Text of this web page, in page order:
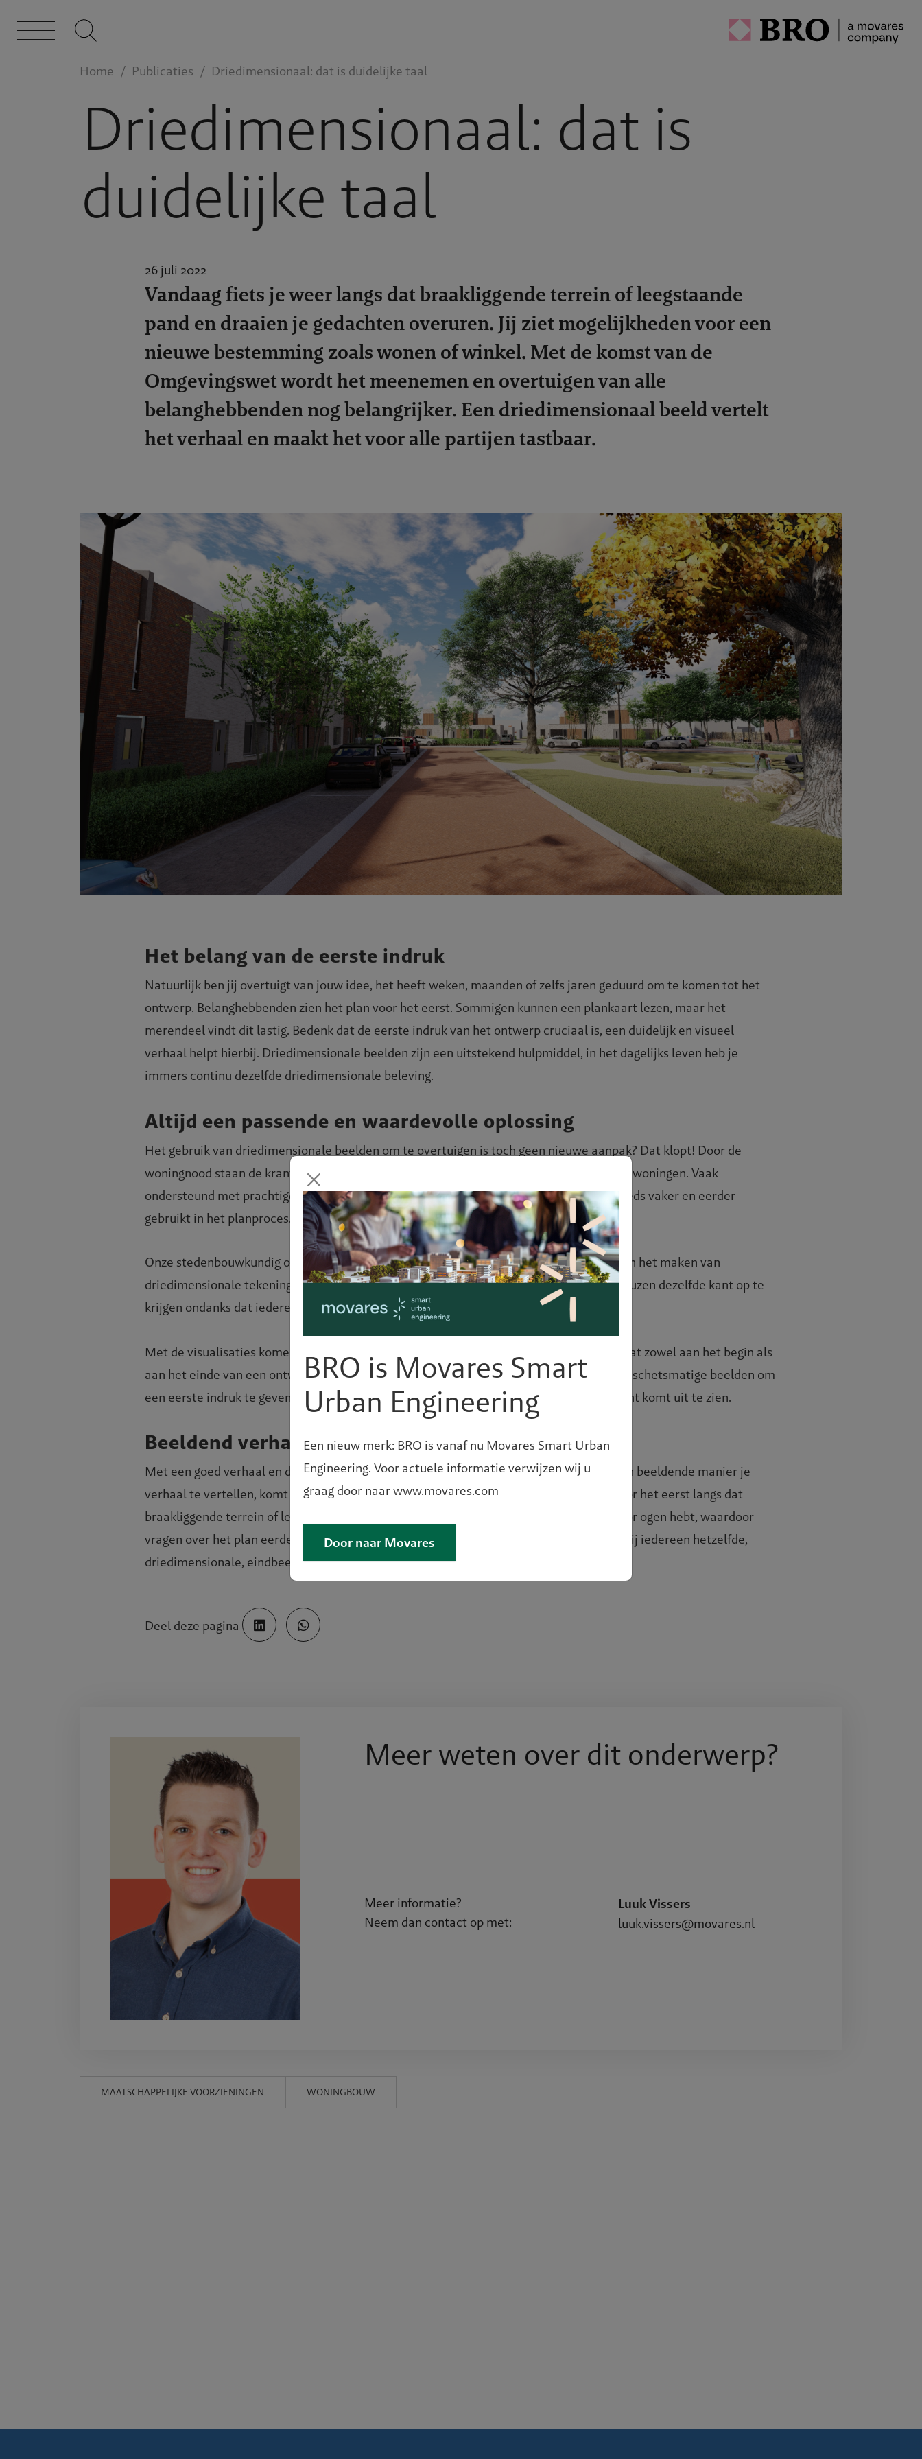
stad
Home Publicaties Driedimensionaal: dat is duidelijke taal
Driedimensionaal: dat is
duidelijke taal
26 juli 2022
Vandaag fiets je weer langs dat braakliggende terrein of leegstaande
pand en draaien je gedachten overuren. Jij ziet mogelijkheden voor een
nieuwe bestemming zoals wonen of winkel. Met de komst van de
Omgevingswet wordt het meenemen en overtuigen van alle
belanghebbenden nog belangrijker. Een driedimensionaal beeld vertelt
het verhaal en maakt het voor alle partijen tastbaar.
Het belang van de eerste indruk
Natuurlijk ben jij overtuigt van jouw idee, het heeft weken, maanden of zelfs jaren geduurd om te komen tot het
ontwerp. Belanghebbenden zien het plan voor het eerst. Sommigen kunnen een plankaart lezen, maar het
merendeel vindt dit lastig. Bedenk dat de eerste indruk van het ontwerp cruciaal is, een duidelijk en visueel
verhaal helpt hierbij. Driedimensionale beelden zijn een uitstekend hulpmiddel, in het dagelijks leven heb je
immers continu dezelfde driedimensionale beleving.
Altijd een passende en waardevolle oplossing
Het gebruik van driedimensionale beelden om te overtuigen is toch geen nieuwe aanpak? Dat klopt! Door de
woningnood staan de kranten dagelijks vol met nieuwe ideeën voor het ontwikkelen van woningen. Vaak
ondersteund met prachtige driedimensionale beelden. Het werkt en wordt hierdoor steeds vaker en eerder
gebruikt in het planproces.
Onze stedenbouwkundig ontwerpers Luuk Vissers en Bram Coenen zijn gespecialiseerd in het maken van
driedimensionale tekeningen. Bram: “De beelden spreken voor zich, dat helpt om alle neuzen dezelfde kant op te
krijgen ondanks dat iedereen een totaal verschillende achtergrond heeft.”
Met de visualisaties komen projecten tot leven. Digitale ontwikkelingen zorgen ervoor dat zowel aan het begin als
aan het einde van een ontwerp verschillende en passende oplossingen mogelijk zijn. Van schetsmatige beelden om
een eerste indruk te geven, tot aan definitieve en fotorealistische beelden hoe het er écht komt uit te zien.
Beeldend verhaal
Met een goed verhaal en de juiste hulpmiddelen kun je iedereen overtuigen. Door op een beeldende manier je
verhaal te vertellen, komt het plan net zo overtuigend over als op het moment dat jij voor het eerst langs dat
braakliggende terrein of leegstaande pand fietste. Het is tastbaar en duidelijk wat jij voor ogen hebt, waardoor
vragen over het plan eerder worden gesignaleerd. Dit betekent een soepel proces waarbij iedereen hetzelfde,
driedimensionale, eindbeeld voor ogen heeft.
Deel deze pagina
Meer weten over dit onderwerp?
Meer informatie?
Neem dan contact op met:
Luuk Vissers
luuk.vissers@movares.nl
MAATSCHAPPELIJKE VOORZIENINGEN WONINGBOUW
BRO is Movares Smart
Urban Engineering
Een nieuw merk: BRO is vanaf nu Movares Smart Urban
Engineering. Voor actuele informatie verwijzen wij u
graag door naar www.movares.com
Door naar Movares